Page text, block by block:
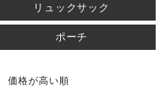
リュックサック
ポーチ
価格が高い順